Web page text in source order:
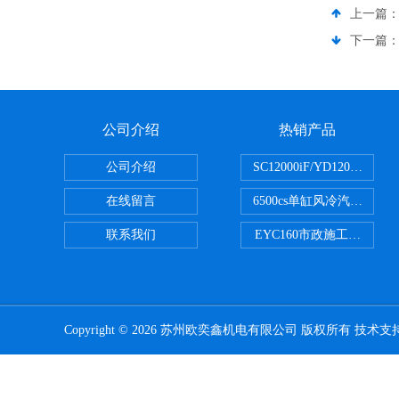
上一篇：
下一篇：
公司介绍
公司介绍
在线留言
联系我们
热销产品
SC12000iF/YD12000大疆
6500cs单缸风冷汽油发电
EYC160市政施工用路面
Copyright © 2026 苏州欧奕鑫机电有限公司 版权所有 技术支